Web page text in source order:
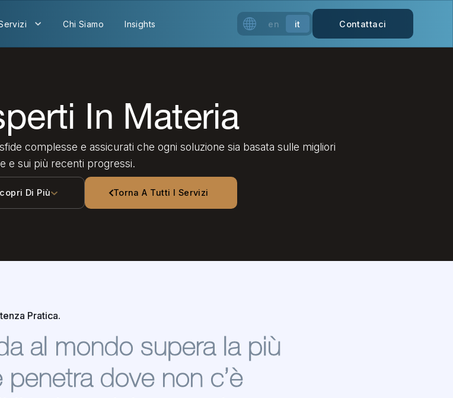
Chi Siamo Insights en it Contattaci
In Materia
complesse e assicurati che ogni soluzione sia basata sulle migliori
e sui più recenti progressi.
Di Più Torna A Tutti I Servizi
Pratica.
al mondo supera la più
dove non c’è